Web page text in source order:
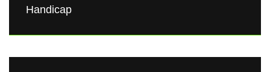
Handicap